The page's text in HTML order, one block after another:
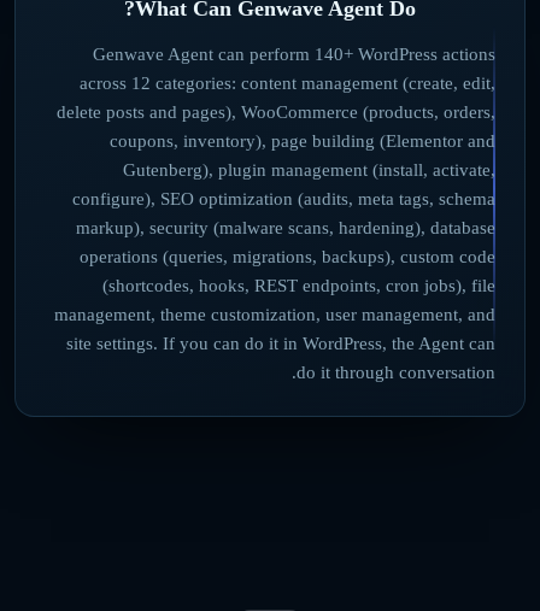
What Can Genwave Agent Do?
Genwave Agent can perform 140+ WordPress actions
across 12 categories: content management (create, edit,
delete posts and pages), WooCommerce (products, orders,
coupons, inventory), page building (Elementor and
Gutenberg), plugin management (install, activate,
configure), SEO optimization (audits, meta tags, schema
markup), security (malware scans, hardening), database
operations (queries, migrations, backups), custom code
(shortcodes, hooks, REST endpoints, cron jobs), file
management, theme customization, user management, and
site settings. If you can do it in WordPress, the Agent can
do it through conversation.